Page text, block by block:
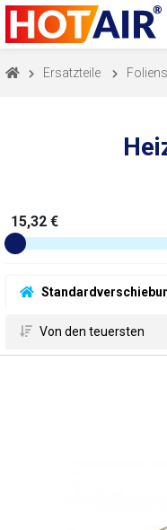
Ersatzteile
Von den teuersten
15,32 €